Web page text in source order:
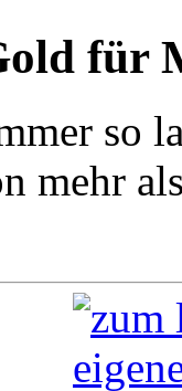
für
so
mehr